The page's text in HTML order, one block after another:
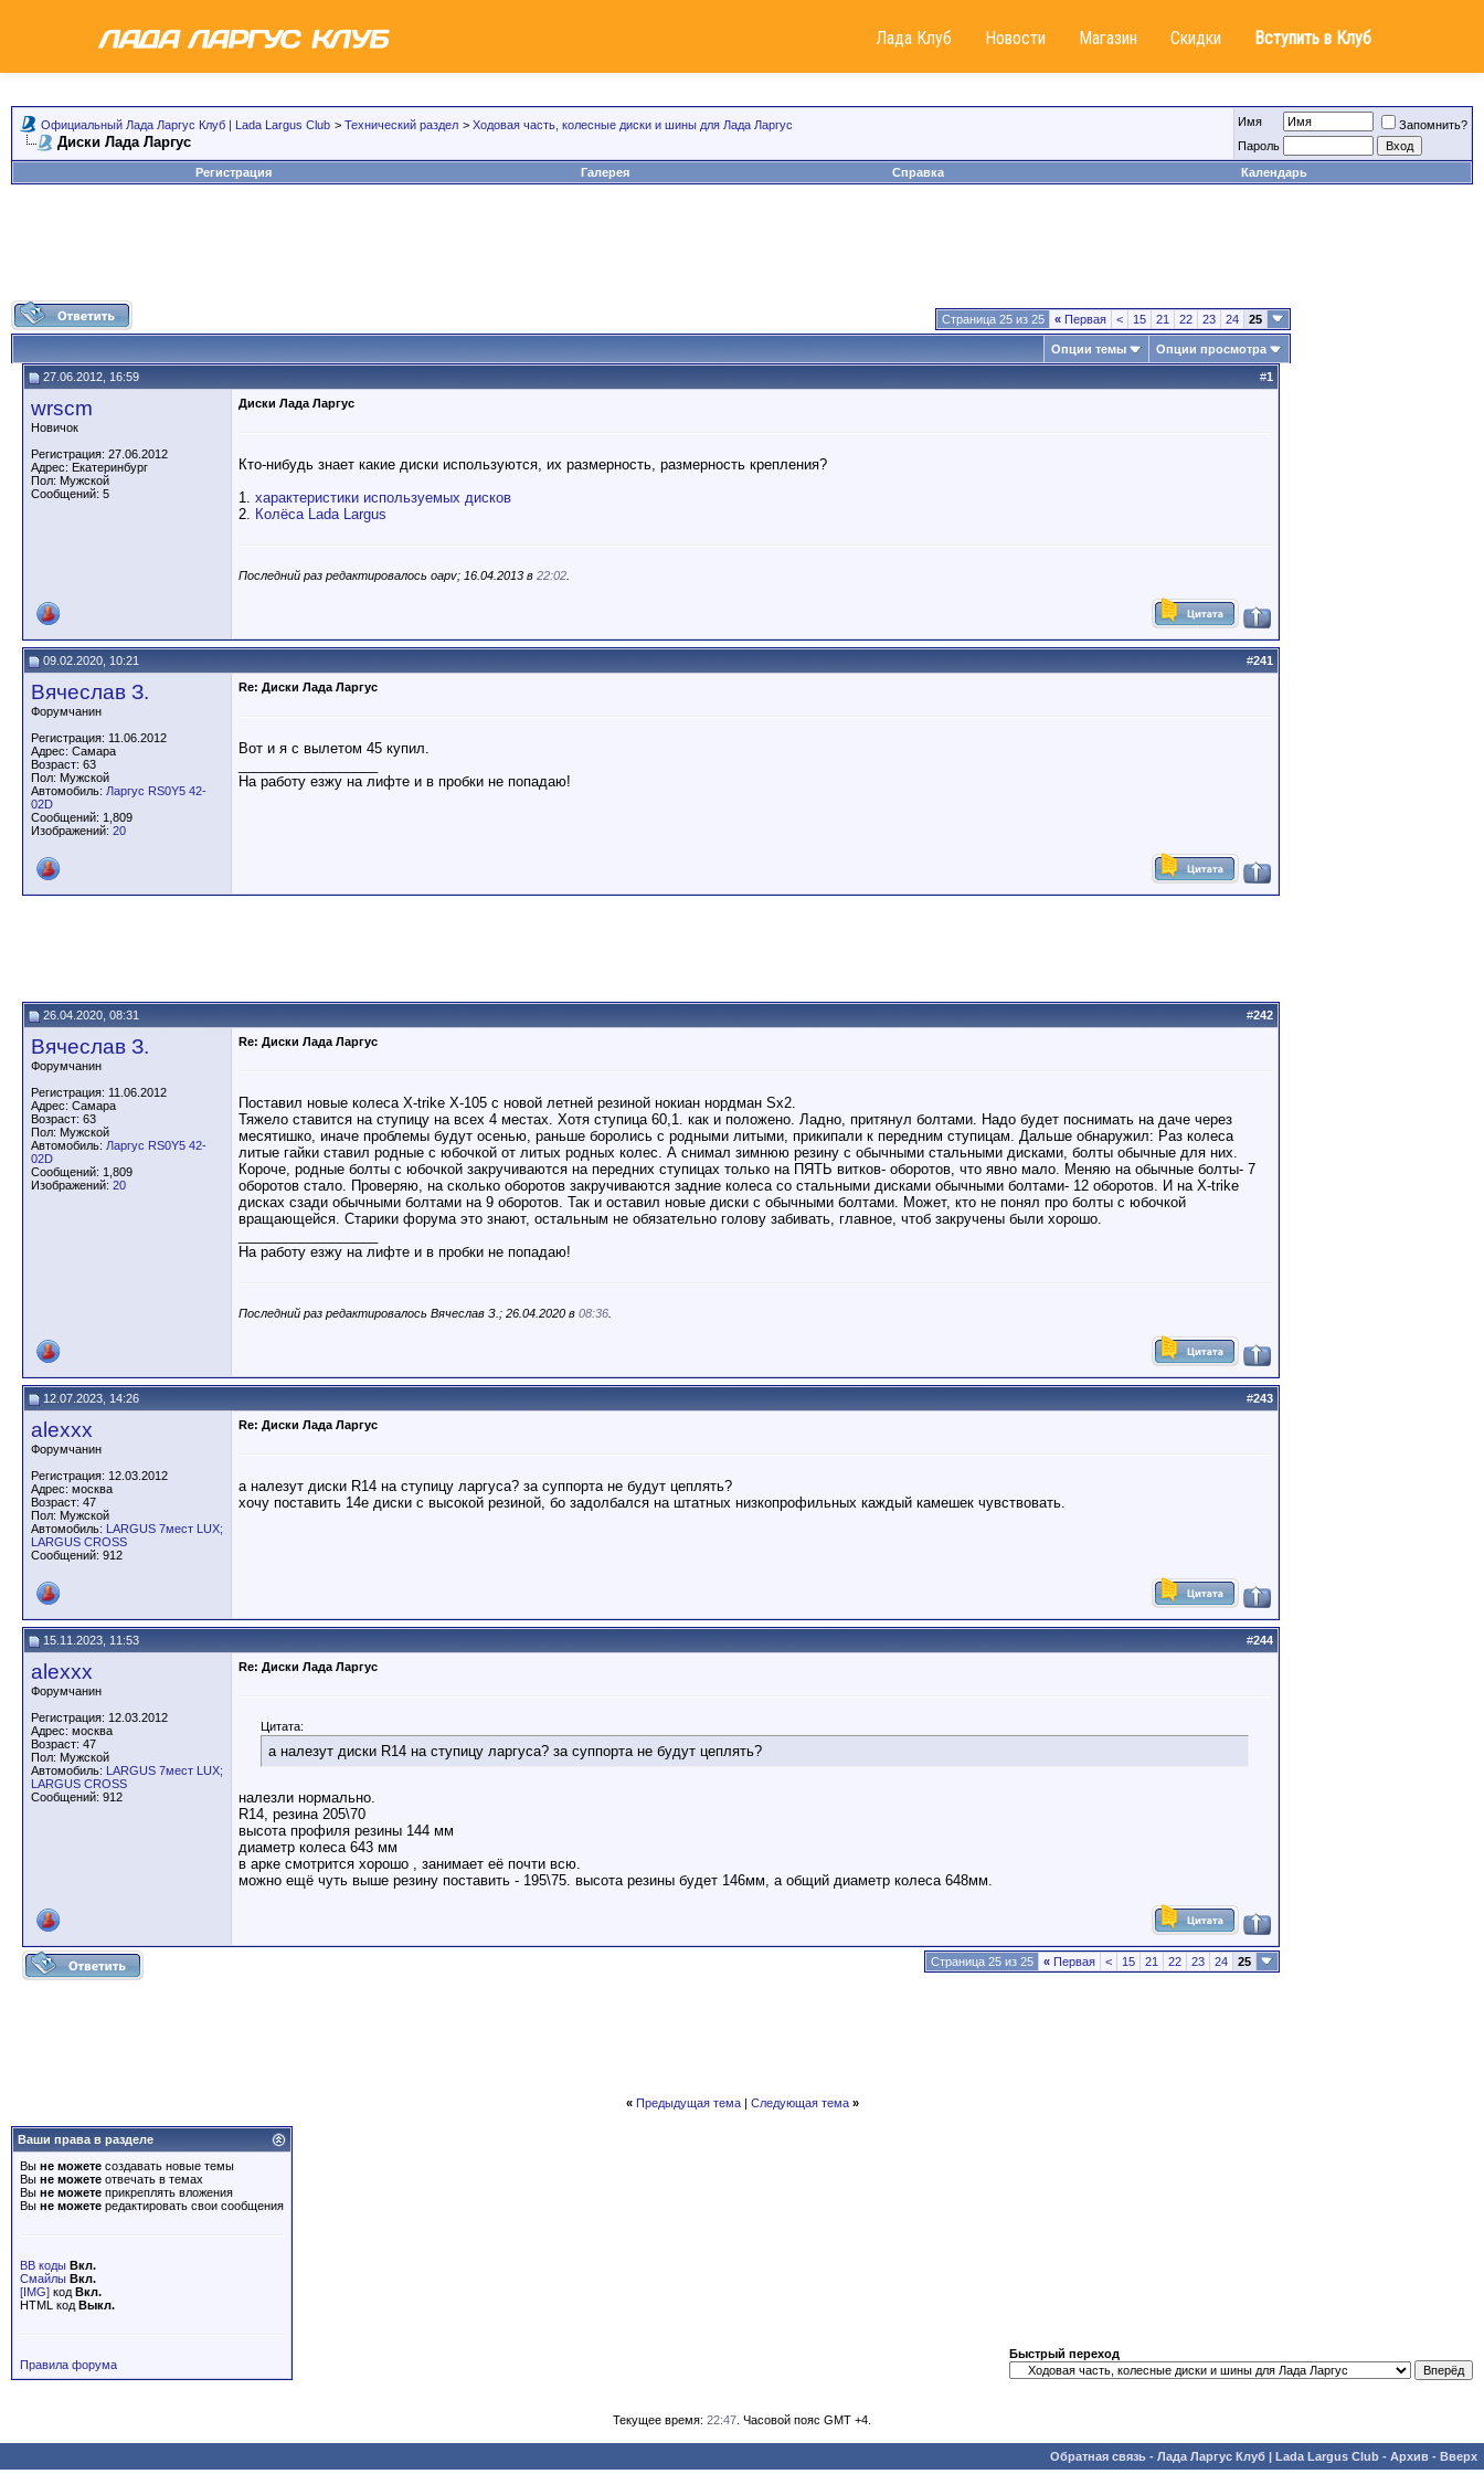
Лада Клуб Новости Магазин Скидки Вступить в Клуб
Официальный Лада Ларгус Клуб | Lada Largus Club > Технический раздел > Ходовая часть, колесные диски и шины для Лада Ларгус
Диски Лада Ларгус
Имя
Запомнить?
Пароль
Регистрация
Галерея Справка Календарь
Страница 25 из 25 « Первая < 15 21 22 23 24 25
Опции темы Опции просмотра
27.06.2012, 16:59 #1
wrscm
Новичок
Регистрация: 27.06.2012
Адрес: Екатеринбург
Пол: Мужской
Сообщений: 5
Диски Лада Ларгус
Кто-нибудь знает какие диски используются, их размерность, размерность крепления?
1. характеристики используемых дисков
2. Колёса Lada Largus
Последний раз редактировалось oapv; 16.04.2013 в 22:02
09.02.2020, 10:21 #241
Вячеслав З.
Форумчанин
Регистрация: 11.06.2012
Адрес: Самара
Возраст: 63
Пол: Мужской
Автомобиль: Ларгус RS0Y5 42-
02D
Сообщений: 1,809
Изображений: 20
Re: Диски Лада Ларгус
Вот и я с вылетом 45 купил.
На работу езжу на лифте и в пробки не попадаю!
26.04.2020, 08:31 #242
Вячеслав З.
Форумчанин
Регистрация: 11.06.2012
Адрес: Самара
Возраст: 63
Пол: Мужской
Автомобиль: Ларгус RS0Y5 42-
02D
Сообщений: 1,809
Изображений: 20
Re: Диски Лада Ларгус
Поставил новые колеса X-trike Х-105 с новой летней резиной нокиан нордман Sx2.
Тяжело ставится на ступицу на всех 4 местах. Хотя ступица 60,1. как и положено. Ладно, притянул болтами. Надо будет поснимать на даче через
месятишко, иначе проблемы будут осенью, раньше боролись с родными литыми, прикипали к передним ступицам. Дальше обнаружил: Раз колеса
литые гайки ставил родные с юбочкой от литых родных колес. А снимал зимнюю резину с обычными стальными дисками, болты обычные для них.
Короче, родные болты с юбочкой закручиваются на передних ступицах только на ПЯТЬ витков- оборотов, что явно мало. Меняю на обычные болты- 7
оборотов стало. Проверяю, на сколько оборотов закручиваются задние колеса со стальными дисками обычными болтами- 12 оборотов. И на X-trike
дисках сзади обычными болтами на 9 оборотов. Так и оставил новые диски с обычными болтами. Может, кто не понял про болты с юбочкой
вращающейся. Старики форума это знают, остальным не обязательно голову забивать, главное, чтоб закручены были хорошо.
На работу езжу на лифте и в пробки не попадаю!
Последний раз редактировалось Вячеслав З.; 26.04.2020 в 08:36
12.07.2023, 14:26 #243
alexxx
Форумчанин
Регистрация: 12.03.2012
Адрес: москва
Возраст: 47
Пол: Мужской
Автомобиль: LARGUS 7мест LUX;
LARGUS CROSS
Сообщений: 912
Re: Диски Лада Ларгус
а налезут диски R14 на ступицу ларгуса? за суппорта не будут цеплять?
хочу поставить 14е диски с высокой резиной, бо задолбался на штатных низкопрофильных каждый камешек чувствовать.
15.11.2023, 11:53 #244
alexxx
Форумчанин
Регистрация: 12.03.2012
Адрес: москва
Возраст: 47
Пол: Мужской
Автомобиль: LARGUS 7мест LUX;
LARGUS CROSS
Сообщений: 912
Re: Диски Лада Ларгус
Цитата:
а налезут диски R14 на ступицу ларгуса? за суппорта не будут цеплять?
налезли нормально.
R14, резина 205\70
высота профиля резины 144 мм
диаметр колеса 643 мм
в арке смотрится хорошо , занимает её почти всю.
можно ещё чуть выше резину поставить - 195\75. высота резины будет 146мм, а общий диаметр колеса 648мм.
Страница 25 из 25 « Первая < 15 21 22 23 24 25
« Предыдущая тема| Следующая тема »
Ваши права в разделе
Вы не можете создавать новые темы
Вы не можете отвечать в темах
Вы не можете прикреплять вложения
Вы не можете редактировать свои сообщения
BB коды Вкл.
Смайлы Вкл.
[IMG] код Вкл.
HTML код Выкл.
Правила форума
Быстрый переход
Текущее время: 22:47 . Часовой пояс GMT +4.
Обратная связь - Лада Ларгус Клуб | Lada Largus Club - Архив - Вверх